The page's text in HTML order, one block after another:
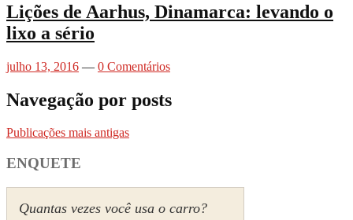
Lições de Aarhus, Dinamarca: levando o
lixo a sério
julho 13, 2016 — 0 Comentários
Navegação por posts
Publicações mais antigas
ENQUETE
Quantas vezes você usa o carro?